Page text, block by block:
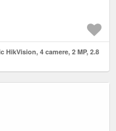
4 camere, 2 MP, 2.8